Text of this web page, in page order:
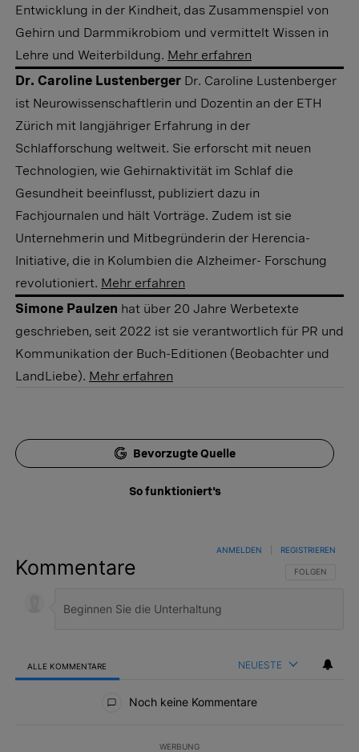
Entwicklung in der Kindheit, das Zusammenspiel von
Gehirn und Darmmikrobiom und vermittelt Wissen in
Lehre und Weiterbildung. Mehr erfahren
Dr. Caroline Lustenberger Dr. Caroline Lustenberger
ist Neurowissenschaftlerin und Dozentin an der ETH
Zürich mit langjähriger Erfahrung in der
Schlafforschung weltweit. Sie erforscht mit neuen
Technologien, wie Gehirnaktivität im Schlaf die
Gesundheit beeinflusst, publiziert dazu in
Fachjournalen und hält Vorträge. Zudem ist sie
Unternehmerin und Mitbegründerin der Herencia-
Initiative, die in Kolumbien die Alzheimer- Forschung
revolutioniert. Mehr erfahren
Simone Paulzen hat über 20 Jahre Werbetexte
geschrieben, seit 2022 ist sie verantwortlich für PR und
Kommunikation der Buch-Editionen (Beobachter und
LandLiebe). Mehr erfahren
Bevorzugte Quelle
So funktioniert's
Kommentare FOLGE DIESER
FOLGEN
ANMELDEN REGISTRIEREN
ALLE KOMMENTARE NEUESTE
Noch keine Kommentare
WERBUNG